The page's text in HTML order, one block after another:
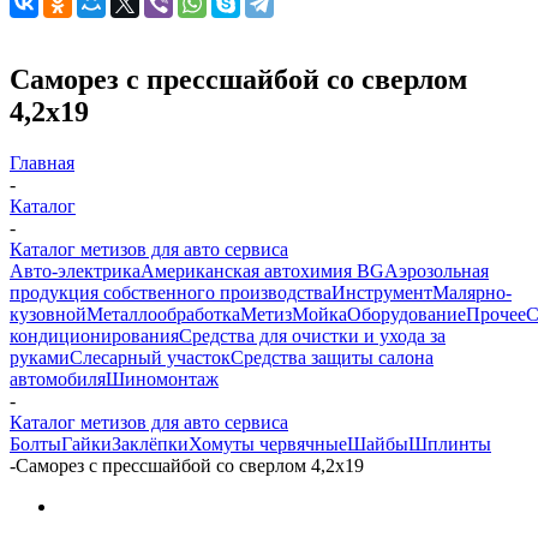
Саморез с прессшайбой со сверлом
4,2х19
Главная
-
Каталог
-
Каталог метизов для авто сервиса
Авто-электрикаАмериканская автохимия BGАэрозольная
продукция собственного производстваИнструментМалярно-
кузовнойМеталлообработкаМетизМойкаОборудованиеПрочее
кондиционированияСредства для очистки и ухода за
рукамиСлесарный участокСредства защиты салона
автомобиляШиномонтаж
-
Каталог метизов для авто сервиса
БолтыГайкиЗаклёпкиХомуты червячныеШайбыШплинты
-Саморез с прессшайбой со сверлом 4,2х19